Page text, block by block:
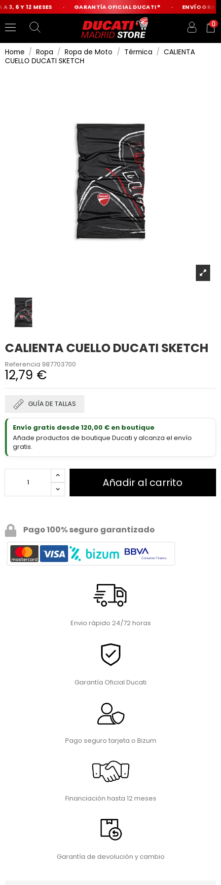
3, 6 Y 12 MESES GARANTÍA OFICIAL DUCATI® ENVÍO
0
Home Ropa Ropa de Moto Térmica
CALIENTA
CUELLO DUCATI SKETCH
CALIENTA CUELLO DUCATI SKETCH
Referencia 987703700
12,79 €
GUÍA DE TALLAS
Envío gratis desde 120,00 € en boutique
Añade productos de boutique Ducati y alcanza el envío
gratis.
Añadir al carrito
Pago 100% seguro garantizado
Envio rápido 24/72 horas
Garantía Oficial Ducati
Pago seguro tarjeta o Bizum
Financiación hasta 12 meses
Garantía de devolución y cambio